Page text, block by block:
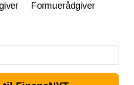
Formuerådgiver